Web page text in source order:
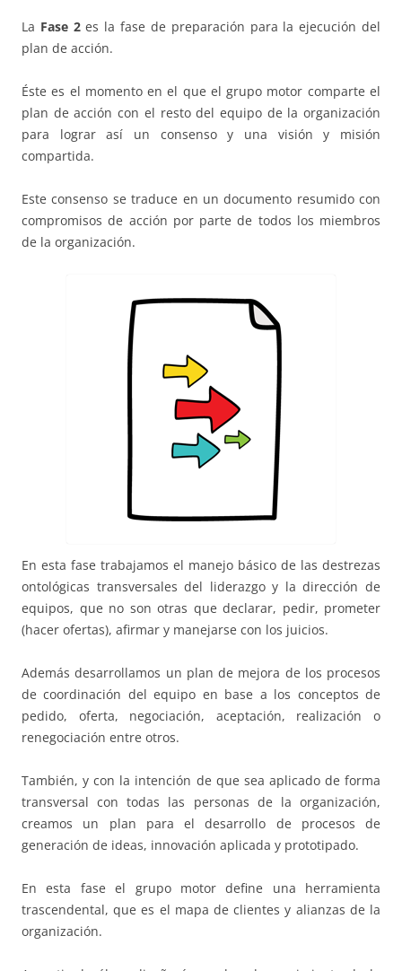
La Fase 2es la fase de preparación para la ejecución del
plan de acción.
Éste es el momento en el que el grupo motor comparte el
plan de acción con el resto del equipo de la organización
para lograr así un consenso y una visión y misión
compartida.
Este consenso se traduce en un documento resumido con
compromisos de acción por parte de todos los miembros
de la organización.
En esta fase trabajamos el manejo básico de las destrezas
ontológicas transversales del liderazgo y la dirección de
equipos, que no son otras que declarar, pedir, prometer
(hacer ofertas), afirmar y manejarse con los juicios.
Además desarrollamos un plan de mejora de los procesos
de coordinación del equipo en base a los conceptos de
pedido, oferta, negociación, aceptación, realización o
renegociación entre otros.
También, y con la intención de que sea aplicado de forma
transversal con todas las personas de la organización,
creamos un plan para el desarrollo de procesos de
generación de ideas, innovación aplicada y prototipado.
En esta fase el grupo motor define una herramienta
trascendental, que es el mapa de clientes y alianzas de la
organización.